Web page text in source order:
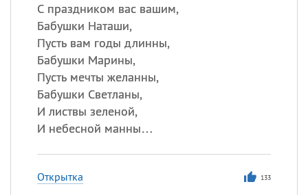
С праздником вас вашим,
Бабушки Наташи,
Пусть вам годы длинны,
Бабушки Марины,
Пусть мечты желанны,
Бабушки Светланы,
И листвы зеленой,
И небесной манны…
Открытка 133